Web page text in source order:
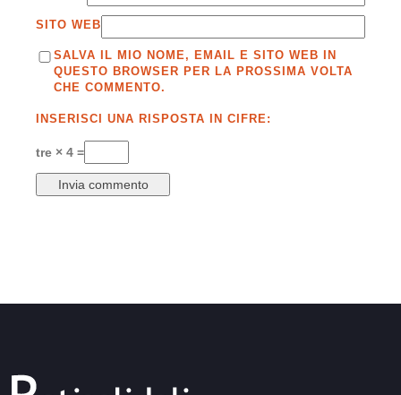
SITO WEB
SALVA IL MIO NOME, EMAIL E SITO WEB IN
QUESTO BROWSER PER LA PROSSIMA VOLTA
CHE COMMENTO.
INSERISCI UNA RISPOSTA IN CIFRE:
tre × 4 =